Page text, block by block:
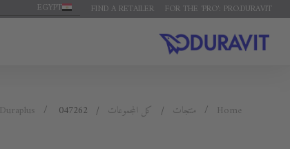
FOR THE 'PRO': PRO.DURAVIT
FIND A RETAILER
EGYPT
Home منتجات كل المجموعات Duraplus 047262